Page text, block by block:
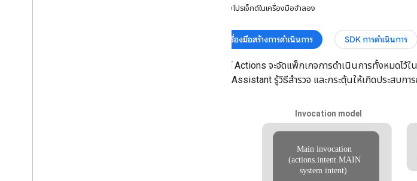
ทดสอบโปรเจ็กต์ในเครื่องมือจำลอง
เครื่องมือสร้างการดำเนินการ SDK การดำเนินการ
โปรเจ็กต์ Actions จะจัดแพ็กเกจการดำเนินการทั้งหมดไ
Google Assistant รู้วิธีสํารวจ และกระตุ้นให้เกิดประสบ